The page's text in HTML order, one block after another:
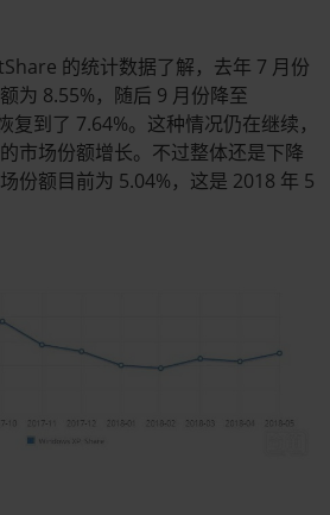
的统计数据了解，去年 7 月份
为 8.55%，随后 9 月份降至
复到了 7.64%。这种情况仍在继续，
市场份额增长。不过整体还是下降
份额目前为 5.04%，这是 2018 年 5